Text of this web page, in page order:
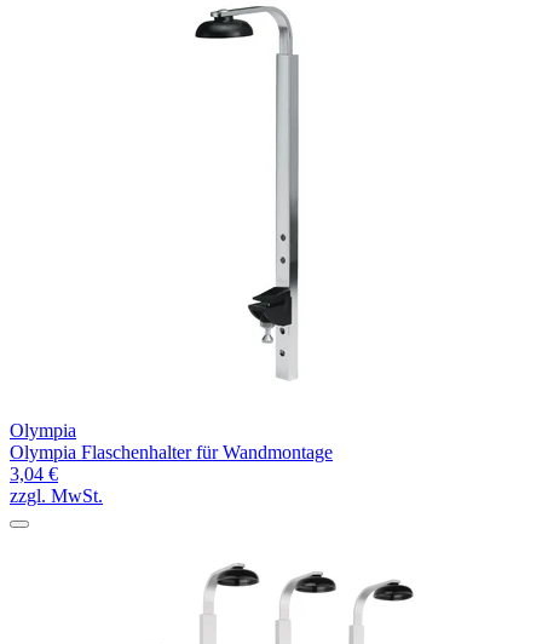
Olympia
Olympia Flaschenhalter für Wandmontage
3,04 €
zzgl. MwSt.